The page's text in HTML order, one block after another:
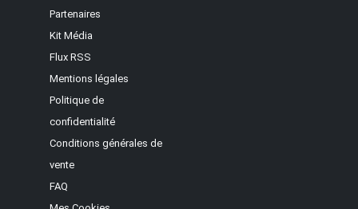
Partenaires
Kit Média
Flux RSS
Mentions légales
Politique de
confidentialité
Conditions générales de
vente
FAQ